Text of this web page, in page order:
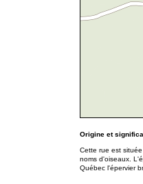
Origine et
Cette rue est
noms d'oiseaux.
Québec l'épervier